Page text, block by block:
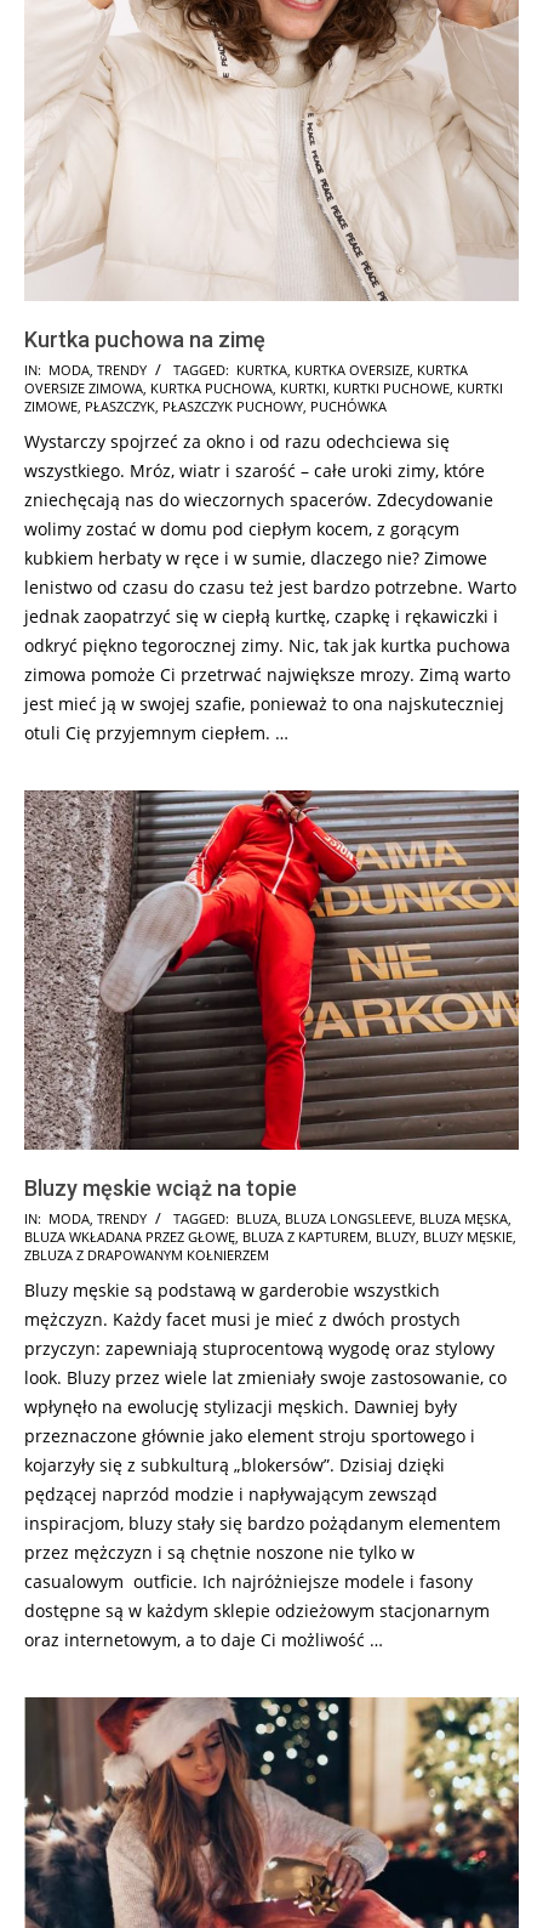
Kurtka puchowa na zimę
2017-
11-
IN: MODA, TRENDY TAGGED: KURTKA, KURTKA OVERSIZE, KURTKA
OVERSIZE ZIMOWA, KURTKA PUCHOWA, KURTKI, KURTKI PUCHOWE, KURTKI
ZIMOWE, PŁASZCZYK, PŁASZCZYK PUCHOWY, PUCHÓWKA
Wystarczy spojrzeć za okno i od razu odechciewa się
wszystkiego. Mróz, wiatr i szarość – całe uroki zimy, które
zniechęcają nas do wieczornych spacerów. Zdecydowanie
wolimy zostać w domu pod ciepłym kocem, z gorącym
kubkiem herbaty w ręce i w sumie, dlaczego nie? Zimowe
lenistwo od czasu do czasu też jest bardzo potrzebne. Warto
jednak zaopatrzyć się w ciepłą kurtkę, czapkę i rękawiczki i
odkryć piękno tegorocznej zimy. Nic, tak jak kurtka puchowa
zimowa pomoże Ci przetrwać największe mrozy. Zimą warto
jest mieć ją w swojej szafie, ponieważ to ona najskuteczniej
otuli Cię przyjemnym ciepłem. …
Bluzy męskie wciąż na topie
2017-
11-
IN: MODA TRENDY TAGGED: BLUZA BLUZA LONGSLEEVE BLUZA MĘSKA
BLUZA WKŁADANA PRZEZ GŁOWĘ BLUZA Z KAPTUREM BLUZY BLUZY MĘSKIE
ZBLUZA Z DRAPOWANYM KOŁNIERZEM
Bluzy męskie są podstawą w garderobie wszystkich
mężczyzn. Każdy facet musi je mieć z dwóch prostych
przyczyn: zapewniają stuprocentową wygodę oraz stylowy
look. Bluzy przez wiele lat zmieniały swoje zastosowanie, co
wpłynęło na ewolucję stylizacji męskich. Dawniej były
przeznaczone głównie jako element stroju sportowego i
kojarzyły się z subkulturą „blokersów”. Dzisiaj dzięki
pędzącej naprzód modzie i napływającym zewsząd
inspiracjom, bluzy stały się bardzo pożądanym elementem
przez mężczyzn i są chętnie noszone nie tylko w
casualowym outficie. Ich najróżniejsze modele i fasony
dostępne są w każdym sklepie odzieżowym stacjonarnym
oraz internetowym, a to daje Ci możliwość …